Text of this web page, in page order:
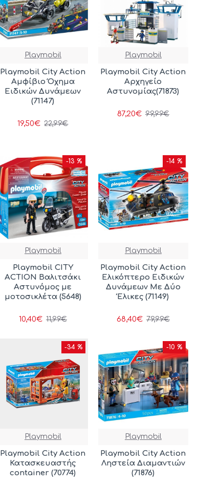
Playmobil
Playmobil City Action
Αμφίβιο Όχημα
Ειδικών Δυνάμεων
(71147)
19,50€ 22,99€
Playmobil
Playmobil City Action
Αρχηγείο
Αστυνομίας(71873)
87,20€ 99,99€
-13 %
Playmobil
Playmobil CITY
ACTION Βαλιτσάκι
Αστυνόμος με
μοτοσικλέτα (5648)
10,40€ 11,99€
-14 %
Playmobil
Playmobil City Action
Ελικόπτερο Ειδικών
Δυνάμεων Με Δύο
Έλικες (71149)
68,40€ 79,99€
-34 %
Playmobil
Playmobil City Action
Κατασκευαστής
container (70774)
-10 %
Playmobil
Playmobil City Action
Ληστεία Διαμαντιών
(71876)